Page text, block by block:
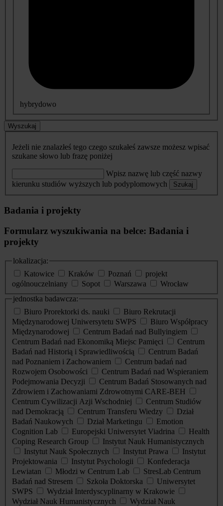
hybrydowo
Wyszukaj
Jeżeli nie znalazłeś tego czego szukałeś zawsze możesz wpisać
szukane słowo lub frazę poniżej
Wpisz nazwę lub część nazwy
kierunku studiów wyższych lub podyplomowych
Szukaj
Badania i projekty
Formularz wyszukiwania na belce: Badania i
projekty
lokalizacja:
Katowice
Kraków Poznań
projekt
ogólnouczelniany
Sopot Warszawa
Wrocław
jednostka badawcza:
Biuro Prorektorki ds. nauki
Biuro Rekrutacji
Międzynarodowej Uniwersytetu SWPS
Biuro Współpracy
Międzynarodowej
Centrum Badań nad Bullyingiem
Centrum Badań nad Ekonomiką Miejsc Pamięci
Centrum
Badań nad Historią i Sprawiedliwością
Centrum Badań
nad Poznaniem i Zachowaniem
Centrum badań nad
Rozwojem Osobowości
Centrum Badań nad Wspieraniem
Podejmowania Decyzji
Centrum Badań Stosowanych nad
Zdrowiem i Zachowaniami Zdrowotnymi CARE-BEH
Centrum Cywilizacji Azji Wschodniej
Centrum Studiów
nad Demokracją
Centrum Transferu Wiedzy
Dział
Badań Naukowych
Dział Marketingu
Emotion
Cognition Lab
Europejski Uniwersytet Viadrina
Health
Coping Research Group
Instytut Nauk Humanistycznych
Instytut Nauk Społecznych
Instytut Prawa
Instytut
Projektowania
Instytut Psychologii
Konfederacja
Lewiatan
Młodzi w Centrum Lab
StresLab Centrum
Badań nad Stresem
Szkoła Doktorska
Uniwersytet
SWPS
Wydział Interdyscyplinarny w Krakowie
Wydział Nauk Humanistycznych
Wydział Nauk